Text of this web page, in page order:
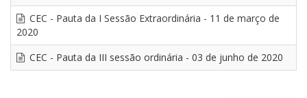
CEC - Pauta da I Sessão Extraordinária - 11 de março de
2020
CEC - Pauta da III sessão ordinária - 03 de junho de 2020